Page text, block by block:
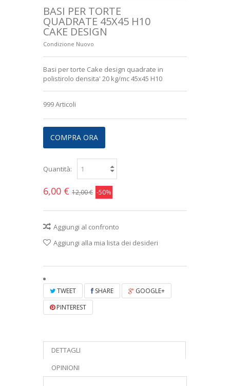
CHI SIAMO
PAGAMENTO SICURO
LUDICA E VETRINISTICA
BASI PER TORTE
QUADRATE 45X45 H10
CAKE DESIGN
Condizione Nuovo
Basi per torte Cake design quadrate in
polistirolo densita' 20 kg/mc 45x45 H10
999Articoli
COMPRA ORA
Quantità:
6,00 € 12,00 € -50%
Aggiungi al confronto
Aggiungi alla mia lista dei desideri
TWEET SHARE
GOOGLE+
PINTEREST
DETTAGLI
OPINIONI